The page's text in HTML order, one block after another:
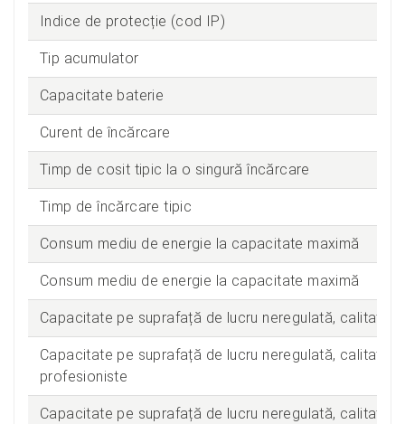
Indice de protecție (cod IP)
Tip acumulator
Capacitate baterie
Curent de încărcare
Timp de cosit tipic la o singură încărcare
Timp de încărcare tipic
Consum mediu de energie la capacitate maximă
Consum mediu de energie la capacitate maximă
Capacitate pe suprafață de lucru neregulată, calitate
Capacitate pe suprafață de lucru neregulată, calitate
profesioniste
Capacitate pe suprafață de lucru neregulată, calitate